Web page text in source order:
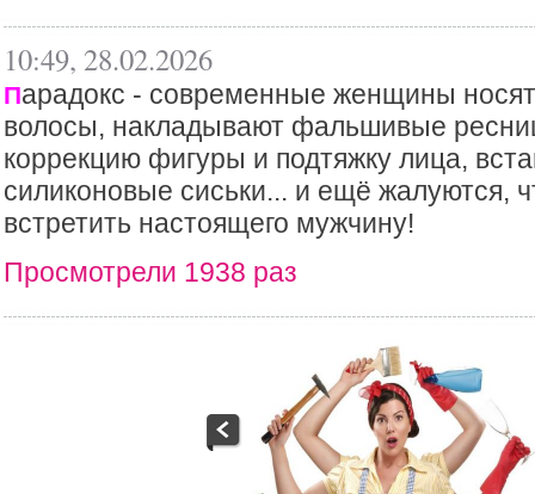
10:49, 28.02.2026
Парадокс - современные женщины носят
волосы, накладывают фальшивые
коррекцию фигуры и подтяжку лица,
силиконовые сиськи... и ещё жалуются,
встретить настоящего мужчину!
Просмотрели 1938 раз